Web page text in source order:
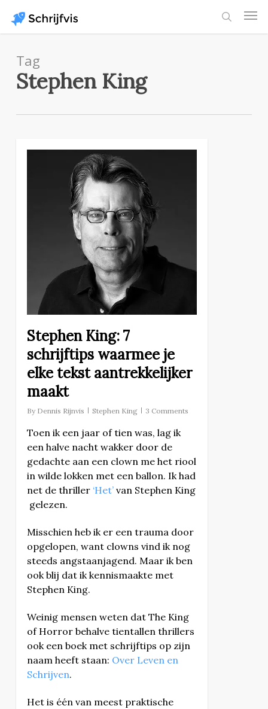
main
Tag
Stephen King
Stephen King: 7
schrijftips waarmee je
elke tekst aantrekkelijker
maakt
By Dennis Rijnvis Stephen King 3 Comments
Toen ik een jaar of tien was, lag ik
een halve nacht wakker door de
gedachte aan een clown me het riool
in wilde lokken met een ballon. Ik had
net de thriller ‘Het’van Stephen King
gelezen.
Misschien heb ik er een trauma door
opgelopen, want clowns vind ik nog
steeds angstaanjagend. Maar ik ben
ook blij dat ik kennismaakte met
Stephen King.
Weinig mensen weten dat The King
of Horror behalve tientallen thrillers
ook een boek met schrijftips op zijn
naam heeft staan: Over Leven en
Schrijven.
Het is één van meest praktische